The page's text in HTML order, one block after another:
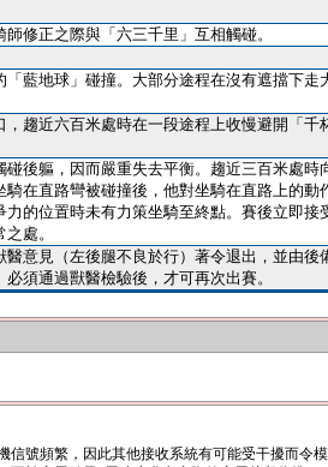
修正之際與「六三千里」互相觸碰。
「藍地球」碰撞。大部分途程在沒有遮擋下走
，趨近六百米處時在一段途程上收慢避開「千
碰後軀，因而嚴重失去平衡。趨近三百米處時
騎在直路彎被碰撞後，他對坐騎在直路上的動
力的位置時未有力策坐騎至終點。賽後立即接
處。
意見（左後腿不良於行）著令退出，並由後
必須通過獸醫檢驗後，才可再次出賽。
號頻繁，因此其他接收系統有可能受干擾而令